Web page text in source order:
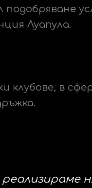
подобряване
Луапула.
клубове, в
реализираме